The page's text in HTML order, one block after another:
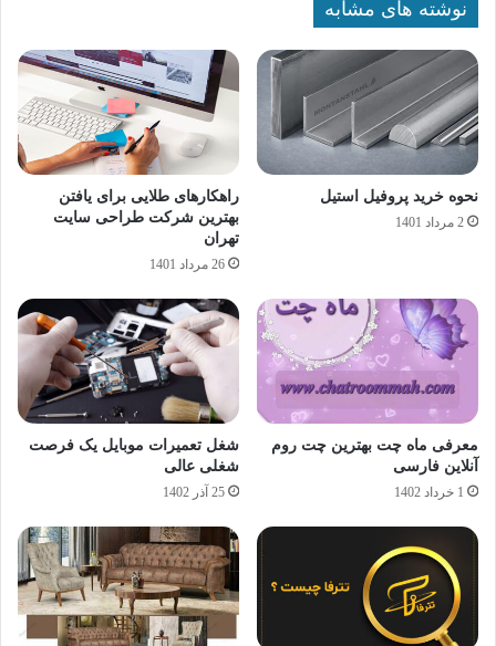
نوشته های مشابه
نحوه خرید پروفیل‌ استیل
2 مرداد 1401
راهکارهای طلایی برای یافتن
بهترین شرکت طراحی سایت
تهران
26 مرداد 1401
معرفی ماه چت بهترین چت روم
آنلاین فارسی
1 خرداد 1402
شغل تعمیرات موبایل یک فرصت
شغلی عالی
25 آذر 1402